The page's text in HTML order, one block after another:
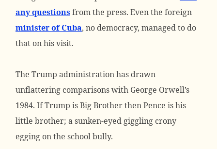
any questionsfrom the press. Even the foreign
minister of Cuba, no democracy, managed to do
that on his visit.
The Trump administration has drawn
unflattering comparisons with George Orwell’s
1984. If Trump is Big Brother then Pence is his
little brother; a sunken-eyed giggling crony
egging on the school bully.